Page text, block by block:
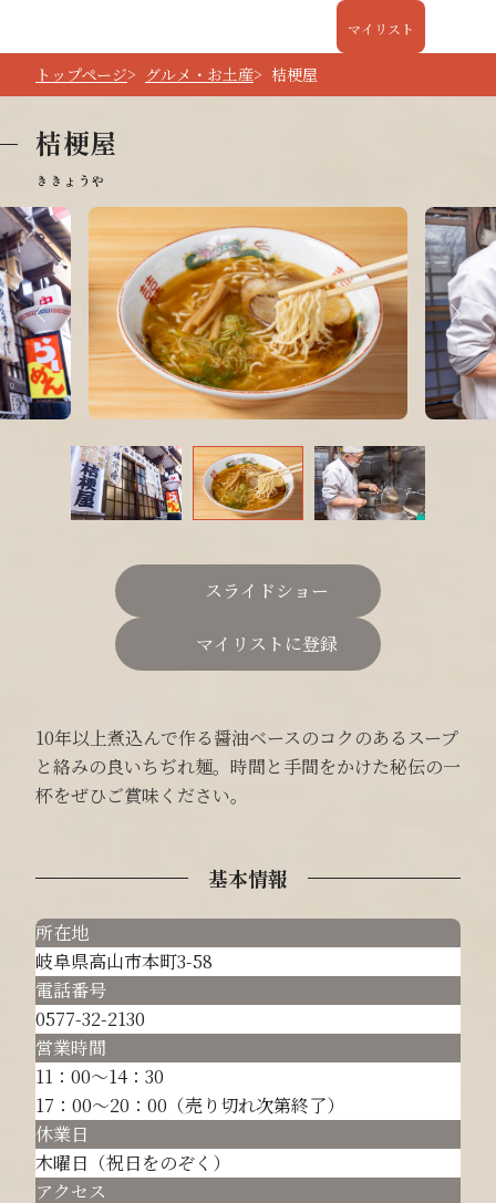
マイリスト
トップページ グルメ・お土産 桔梗屋
桔梗屋
10年以上煮込んで作る醤油ベースのコクのあるスープ
と絡みの良いちぢれ麺。時間と手間をかけた秘伝の一
杯をぜひご賞味ください。
スライドショー
マイリストに登録
基本情報
所在地
岐阜県高山市本町3-58
電話番号
0577-32-2130
営業時間
11：00～14：30
17：00～20：00（売り切れ次第終了）
休業日
木曜日（祝日をのぞく）
アクセス